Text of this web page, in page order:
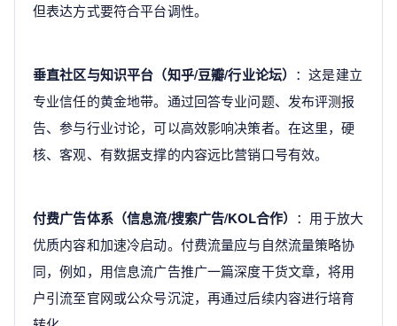
但表达方式要符合平台调性。
垂直社区与知识平台（知乎/豆瓣/行业论坛） ：这是建立
专业信任的黄金地带。通过回答专业问题、发布评测报
告、参与行业讨论，可以高效影响决策者。在这里，硬
核、客观、有数据支撑的内容远比营销口号有效。
付费广告体系（信息流/搜索广告/KOL合作） ：用于放大
优质内容和加速冷启动。付费流量应与自然流量策略协
同，例如，用信息流广告推广一篇深度干货文章，将用
户引流至官网或公众号沉淀，再通过后续内容进行培育